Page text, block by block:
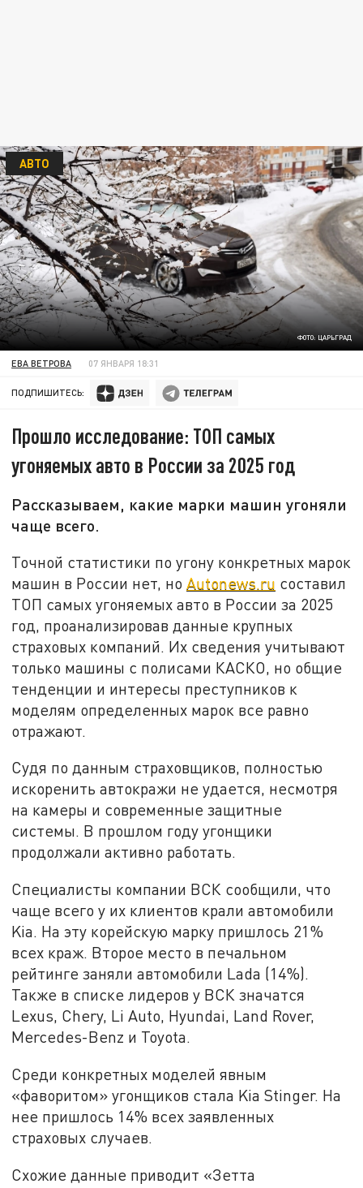
ФОТО: ЦАРЬГРАД
АВТО
ЕВА ВЕТРОВА 07 ЯНВАРЯ 18:31
ПОДПИШИТЕСЬ:
Прошло исследование: ТОП самых
угоняемых авто в России за 2025 год
Рассказываем, какие марки машин угоняли
чаще всего.
Точной статистики по угону конкретных марок
машин в России нет, ноAutonews.ru составил
ТОП самых угоняемых авто в России за 2025
год, проанализировав данные крупных
страховых компаний. Их сведения учитывают
только машины с полисами КАСКО, но общие
тенденции и интересы преступников к
моделям определенных марок все равно
отражают.
Судя по данным страховщиков, полностью
искоренить автокражи не удается, несмотря
на камеры и современные защитные
системы. В прошлом году угонщики
продолжали активно работать.
Специалисты компании ВСК сообщили, что
чаще всего у их клиентов крали автомобили
Kia. На эту корейскую марку пришлось 21%
всех краж. Второе место в печальном
рейтинге заняли автомобили Lada (14%).
Также в списке лидеров у ВСК значатся
Lexus, Chery, Li Auto, Hyundai, Land Rover,
Mercedes-Benz и Toyota.
Среди конкретных моделей явным
«фаворитом» угонщиков стала Kia Stinger. На
нее пришлось 14% всех заявленных
страховых случаев.
Схожие данные приводит «Зетта